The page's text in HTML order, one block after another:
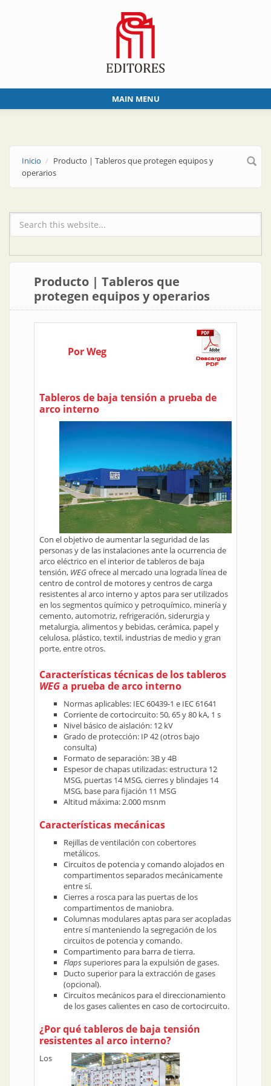
MAIN MENU
Inicio
Producto | Tableros que protegen equipos y
operarios
Formulario de búsqueda
Producto | Tableros que
protegen equipos y operarios
Por Weg
Tableros de baja tensión a prueba de
arco interno
Con el objetivo de aumentar la seguridad de las
personas y de las instalaciones ante la ocurrencia de
arco eléctrico en el interior de tableros de baja
tensión, WEGofrece al mercado una lograda línea de
centro de control de motores y centros de carga
resistentes al arco interno y aptos para ser utilizados
en los segmentos químico y petroquímico, minería y
cemento, automotriz, refrigeración, siderurgia y
metalurgia, alimentos y bebidas, cerámica, papel y
celulosa, plástico, textil, industrias de medio y gran
porte, entre otros.
Características técnicas de los tableros
WEGa prueba de arco interno
Normas aplicables: IEC 60439-1 e IEC 61641
Corriente de cortocircuito: 50, 65 y 80 kA, 1 s
Nivel básico de aislación: 12 kV
Grado de protección: IP 42 (otros bajo
consulta)
Formato de separación: 3B y 4B
Espesor de chapas utilizadas: estructura 12
MSG, puertas 14 MSG, cierres y blindajes 14
MSG, base para fijación 11 MSG
Altitud máxima: 2.000 msnm
Características mecánicas
Rejillas de ventilación con cobertores
metálicos.
Circuitos de potencia y comando alojados en
compartimentos separados mecánicamente
entre sí.
Cierres a rosca para las puertas de los
compartimentos de maniobra.
Columnas modulares aptas para ser acopladas
entre sí manteniendo la segregación de los
circuitos de potencia y comando.
Compartimento para barra de tierra.
Flapssuperiores para la expulsión de gases.
Ducto superior para la extracción de gases
(opcional).
Circuitos mecánicos para el direccionamiento
de los gases calientes en caso de cortocircuito.
¿Por qué tableros de baja tensión
resistentes al arco interno?
Los